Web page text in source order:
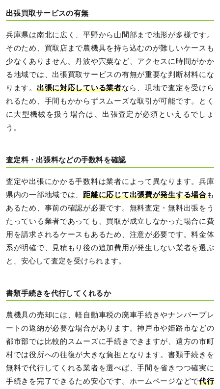
出張買取サービスの有無
兵庫県は南北に広く、平野から山間部まで地形が多様です。
そのため、買取店まで農機具を持ち込むのが難しいケースも
少なくありません。丹波や宍粟など、アクセスに時間がかか
る地域では、出張買取サービスの有無が重要な判断材料にな
ります。 出張に対応している業者なら、現地で査定を受けら
れるため、手間もかからずスムーズな取引が可能です。とく
に大型機械を扱う場合は、出張査定が必須といえるでしょ
う。
査定料・出張料などの手数料を確認
査定や出張にかかる手数料は業者によって異なります。兵庫
県内の一部地域では、距離に応じて出張費が発生する場合も
あるため、事前の確認が必要です。無料査定・無料出張をう
たっている業者であっても、買取が成立しなかった場合に費
用を請求されるケースもあるため、注意が必要です。料金体
系が明確で、見積もり後の追加費用が発生しない業者を選ぶ
と、安心して査定を受けられます。
書類手続きを代行してくれるか
農機具の売却には、軽自動車税の廃車手続きやナンバープレ
ートの返納が必要な場合があります。神戸市や姫路市などの
都市部では比較的スムーズに手続きできますが、遠方の市町
村では役所への往復が大きな負担となります。書類手続きを
無料で代行してくれる業者を選べば、手間を省きつつ確実に
手続きを完了できるため安心です。ホームページなどで代行